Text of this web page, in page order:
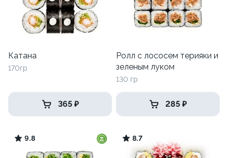
Катана
170гр
365 ₽
Ролл с лососем терияки и
зеленым луком
130 гр
285 ₽
9.8 8.7